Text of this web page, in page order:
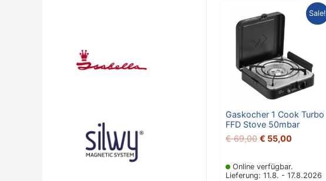
Sale!
Gaskocher 1 Cook Turbo
FFD Stove 50mbar
€69,00
Ursprünglicher
Preis
€ 69,00
€ 55,00
Aktueller
Preis
Online verfügbar.
Lieferung: 11.8. - 17.8.2026